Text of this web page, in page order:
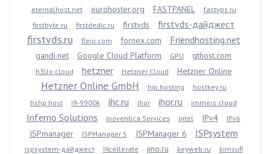
eternalhost.net
eurohoster.org FASTPANEL
fastvps.ru
firstbyte.ru
firstdedic.ru firstvds firstvds-дайджест
firstvds.ru fleio.com fornex.com Friendhosting.net
gandi.net Google Cloud Platform GPU gthost.com
h3llo.cloud hetzner Hetzner Cloud Hetzner Online
Hetzner Online GmbH hip.hosting
hostkey.ru
hshp.host
i9-9900k ihc.ru ihor ihor.ru immers.cloud
Inferno Solutions Inoventica Services intel IPv4 IPv6
ISPmanager ISPManager 5 ISPManager 6 ISPsystem
ispsystem-дайджест IXcellerate jino.ru keyweb.ru kimsufi